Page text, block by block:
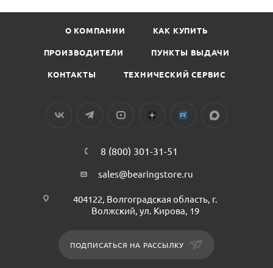
О КОМПАНИИ КАК КУПИТЬ
ПРОИЗВОДИТЕЛИ ПУНКТЫ ВЫДАЧИ
КОНТАКТЫ ТЕХНИЧЕСКИЙ СЕРВИС
8 (800) 301-31-51
sales@bearingstore.ru
404122, Волгоградская область, г.
Волжский, ул. Кирова, 19
ПОДПИСАТЬСЯ НА РАССЫЛКУ